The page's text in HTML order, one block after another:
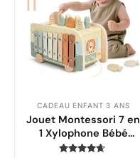
CADEAU ENFANT 3 ANS
Jouet Montessori 7 en
1 Xylophone Bébé
Vanplay